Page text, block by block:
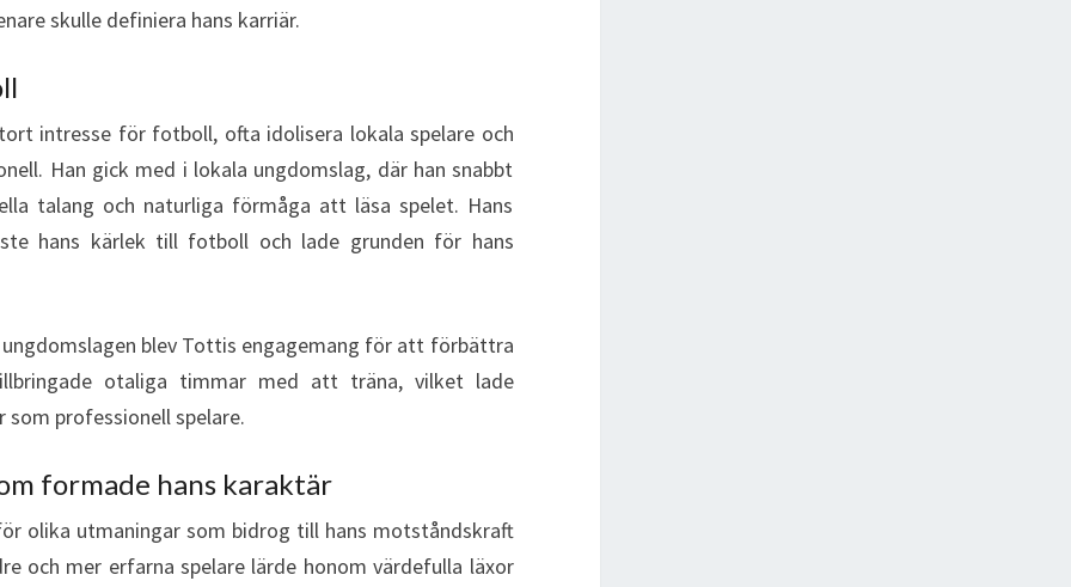
skulle definiera hans karriär.
intresse för fotboll, ofta idolisera lokala spelare och
Han gick med i lokala ungdomslag, där han snabbt
talang och naturliga förmåga att läsa spelet. Hans
hans kärlek till fotboll och lade grunden för hans
blev Tottis engagemang för att förbättra
otaliga timmar med att träna, vilket lade
professionell spelare.
formade hans karaktär
olika utmaningar som bidrog till hans motståndskraft
och mer erfarna spelare lärde honom värdefulla läxor